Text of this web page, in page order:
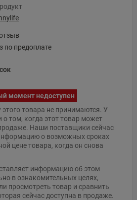
по предоплате
момент недоступен
товара не принимаются. У
том, когда этот товар может
Наши поставщики сейчас
о возможных сроках
цене товара, когда он снова
информацию об этом
в ознакомительных целях,
просмотреть товар и сравнить
сейчас доступна в продаже.